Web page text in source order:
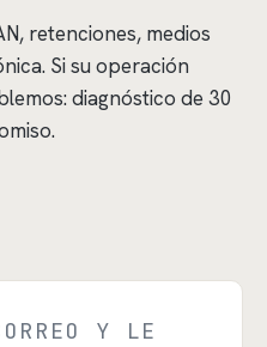
retenciones, medios
Si su operación
diagnóstico de 30
Y LE